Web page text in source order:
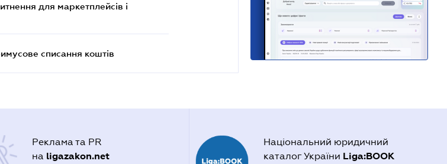
для маркетплейсів і
списання коштів
Реклама та PR
на ligazakon.net
Національний юридичний
каталог України Liga:BOOK